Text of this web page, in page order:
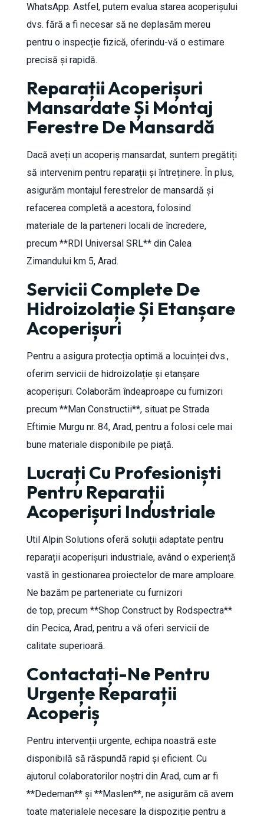
WhatsApp. Astfel, putem evalua starea acoperișului
dvs. fără a fi necesar să ne deplasăm mereu
pentru o inspecție fizică, oferindu-vă o estimare
precisă și rapidă.
Reparații Acoperișuri
Mansardate Și Montaj
Ferestre De Mansardă
Dacă aveți un acoperiș mansardat, suntem pregătiți
să intervenim pentru reparații și întreținere. În plus,
asigurăm montajul ferestrelor de mansardă și
refacerea completă a acestora, folosind
materiale de la parteneri locali de încredere,
precum **RDI Universal SRL** din Calea
Zimandului km 5, Arad.
Servicii Complete De
Hidroizolație Și Etanșare
Acoperișuri
Pentru a asigura protecția optimă a locuinței dvs.,
oferim servicii de hidroizolație și etanșare
acoperișuri. Colaborăm îndeaproape cu furnizori
precum **Man Constructii**, situat pe Strada
Eftimie Murgu nr. 84, Arad, pentru a folosi cele mai
bune materiale disponibile pe piață.
Lucrați Cu Profesioniști
Pentru Reparații
Acoperișuri Industriale
Util Alpin Solutions oferă soluții adaptate pentru
reparații acoperișuri industriale, având o experiență
vastă în gestionarea proiectelor de mare amploare.
Ne bazăm pe parteneriate cu furnizori
de top, precum **Shop Construct by Rodspectra**
din Pecica, Arad, pentru a vă oferi servicii de
calitate superioară.
Contactați-Ne Pentru
Urgențe Reparații
Acoperiș
Pentru intervenții urgente, echipa noastră este
disponibilă să răspundă rapid și eficient. Cu
ajutorul colaboratorilor noștri din Arad, cum ar fi
**Dedeman** și **Maslen**, ne asigurăm că avem
toate materialele necesare la dispoziție pentru a